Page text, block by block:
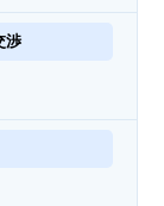
渉